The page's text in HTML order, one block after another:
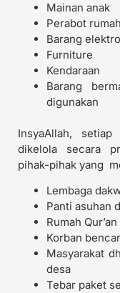
Mainan anak
Perabot
Barang
Furniture
Kendaraan
Barang
digunakan
InsyaAllah,
dikelola secara
pihak-pihak yang
Lembaga
Panti asuhan
Rumah
Korban
Masyarakat
desa
Tebar paket